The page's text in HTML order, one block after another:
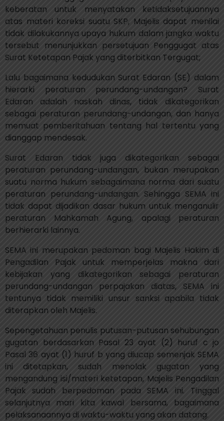
keberatan untuk menyatakan ketidaksetujuannya
atas materi koreksi suatu SKP, Majelis dapat menilai
tidak dilakukannya upaya hukum dalam jangka waktu
tersebut menunjukkan persetujuan Penggugat atas
Surat Ketetapan Pajak yang diterbitkan Tergugat;
Lalu bagaimana kedudukan Surat Edaran (SE) dalam
hierarki peraturan perundang-undangan? Surat
Edaran adalah naskah dinas, tidak dikategorikan
sebagai peraturan perundang-undangan, dan hanya
memuat pemberitahuan tentang hal tertentu yang
dianggap mendesak.
Surat Edaran tidak juga dikategorikan sebagai
peraturan perundang-undangan, bukan merupakan
suatu norma hukum sebagaimana norma dari suatu
peraturan perundang-undangan. Sehingga SEMA ini
tidak dapat dijadikan dasar hukum untuk menganulir
peraturan Mahkamah Agung, apalagi peraturan
berhierarki lainnya.
SEMA ini merupakan pedoman bagi Majelis Hakim di
Pengadilan Pajak untuk memperjelas makna dari
kebijakan yang dikategorikan sebagai peraturan
perundang-undangan perpajakan diatas, SEMA ini
tentunya tidak memiliki unsur sanksi apabila tidak
diterapkan oleh Majelis.
Sepengetahuan penulis putusan-putusan sehubungan
gugatan berdasarkan Pasal 23 ayat (2) huruf c jo
Pasal 36 ayat (1) huruf b yang diucap semenjak SEMA
ini ditetapkan, sudah menolak gugatan yang
mengandung isi/materi ketetapan, Majelis Pengadilan
Pajak sudah berpedoman pada SEMA ini. Tinggal
selanjutnya mari kita kawal bersama, bagaimana
pelaksanaannya di waktu-waktu yang akan datang.